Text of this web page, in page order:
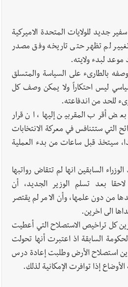
قد يسلّمه إلى السلطة
للتجديد لـ اليونيفيل .. مسؤول غربي
سلامة... هل ننتظر الحقيقة؟
جديد للولايات المتحدة الاميركية
تغيير لم تظهر حتى تاريخه وفق مصدر
لبدء ولايته.
بالطارىء على السياسة والمتسلق
ليس احتكاراً ولا يمكن وصف كل
للحد من اندفاعته.
أقرب المقربين إليها، ان قرار
التي ستتنافس في معركة الانتخابات
سيتخذ قبل ساعات من بدء العملية
السابقين انها لم تتقاض رواتبها
لاحقا بعد تسلم الوزير الجديد، أن
من دون علمها، وأن الامر لم يقتصر
الى اخرين.
كل تراخيص الاستصلاح التي أعطيت
السابقة اذ اعتبرت أنها تحولت
استصلاح الأرض وطلبت إعادة درس
إذا توافرت الإمكانية لذلك.